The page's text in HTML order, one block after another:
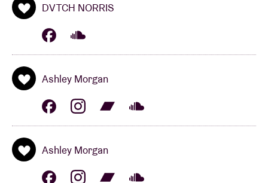
DVTCH NORRIS
Ashley Morgan
Ashley Morgan